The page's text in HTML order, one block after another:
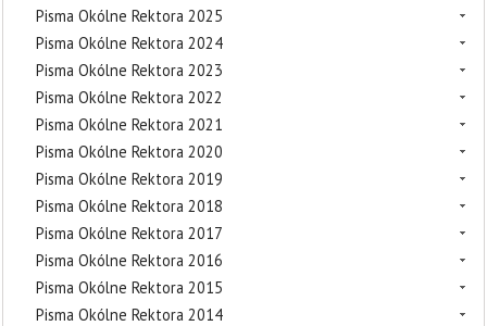
Pisma Okólne Rektora 2025
Pisma Okólne Rektora 2024
Pisma Okólne Rektora 2023
Pisma Okólne Rektora 2022
Pisma Okólne Rektora 2021
Pisma Okólne Rektora 2020
Pisma Okólne Rektora 2019
Pisma Okólne Rektora 2018
Pisma Okólne Rektora 2017
Pisma Okólne Rektora 2016
Pisma Okólne Rektora 2015
Pisma Okólne Rektora 2014